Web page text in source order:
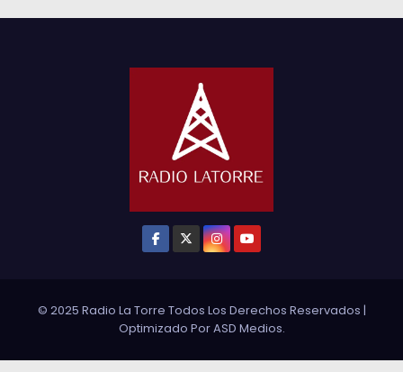
© 2025 Radio La Torre Todos Los Derechos Reservados |
Optimizado PorASD Medios.